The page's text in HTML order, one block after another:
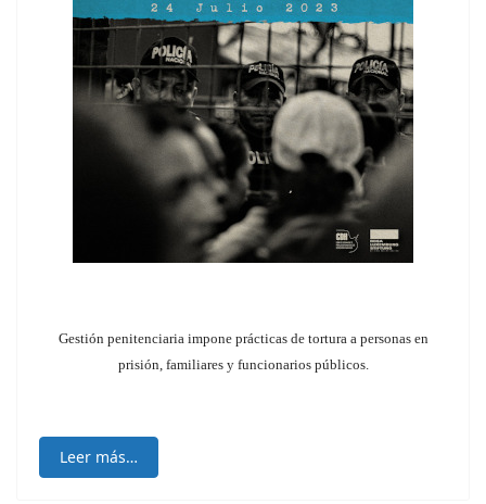
Gestión penitenciaria impone prácticas de tortura a personas en
prisión, familiares y funcionarios públicos.
Leer más…